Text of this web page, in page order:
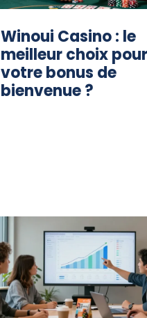
Winoui Casino : le
meilleur choix pour
votre bonus de
bienvenue ?